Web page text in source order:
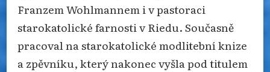
Franzem Wohlmannem i v pastoraci
starokatolické farnosti v Riedu. Současně
pracoval na starokatolické modlitební knize
a zpěvníku, který nakonec vyšla pod titulem